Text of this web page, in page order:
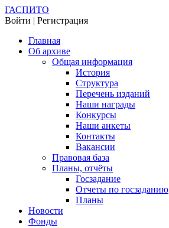
ГАСПИТО
Войти | Регистрация
Главная
Об архиве
Общая информация
История
Структура
Перечень изданий
Наши награды
Конкурсы
Наши анкеты
Контакты
Вакансии
Правовая база
Планы, отчёты
Госзадание
Отчеты по госзаданию
Планы
Новости
Фонды